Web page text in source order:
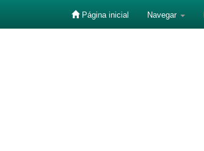
Página inicial Navegar